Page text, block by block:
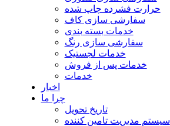
حرارت فشرده چاپ شده
سفارشی سازی کاف
خدمات بسته بندی
سفارشی سازی رنگ
خدمات لجستیک
خدمات پس از فروش
خدمات
اخبار
چرا ما
تاریخ تحویل
سیستم مدیریت تامین کننده